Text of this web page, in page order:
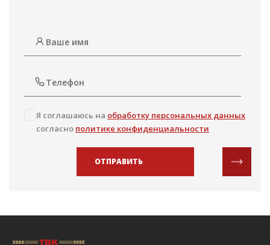
Я соглашаюсь на обработку персональных данных
согласно политике конфиденциальности
ОТПРАВИТЬ